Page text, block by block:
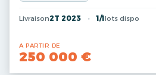
Livraison2T 2023 1/1 lots dispo
A PARTIR DE
250 000 €